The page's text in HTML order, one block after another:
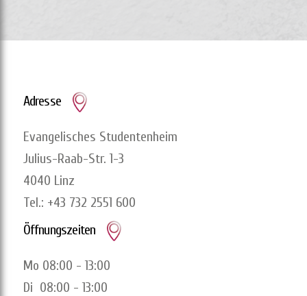
Adresse
Evangelisches Studentenheim
Julius-Raab-Str. 1-3
4040 Linz
Tel.: +43 732 2551 600
Öffnungszeiten
Mo 08:00 - 13:00
Di 08:00 - 13:00